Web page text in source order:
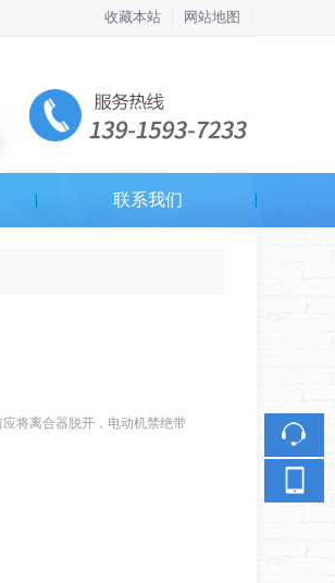
收藏本站 网站地图
联系我们
将离合器脱开，电动机禁绝带